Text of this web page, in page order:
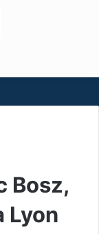
Bosz,
Lyon